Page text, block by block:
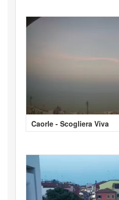
Caorle - Scogliera Viva